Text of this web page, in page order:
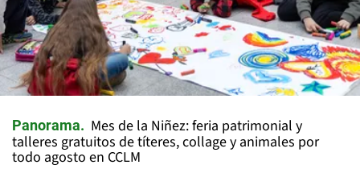
Panorama
Mes de la Niñez: feria patrimonial y
talleres gratuitos de títeres, collage y animales por
todo agosto en CCLM